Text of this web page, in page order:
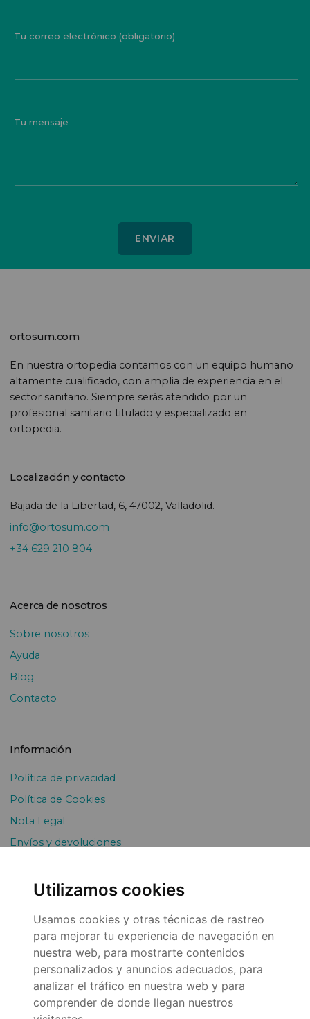
Utilizamos cookies
Usamos cookies y otras técnicas de rastreo
para mejorar tu experiencia de navegación en
nuestra web, para mostrarte contenidos
personalizados y anuncios adecuados, para
analizar el tráfico en nuestra web y para
comprender de donde llegan nuestros
Tu correo electrónico (obligatorio)
Tu mensaje
ortosum.com
En nuestra ortopedia contamos con un equipo humano
altamente cualificado, con amplia de experiencia en el
sector sanitario. Siempre serás atendido por un
profesional sanitario titulado y especializado en
ortopedia.
Localización y contacto
Bajada de la Libertad, 6, 47002, Valladolid.
info@ortosum.com
+34 629 210 804
Acerca de nosotros
Sobre nosotros
Ayuda
Blog
Contacto
Información
Política de privacidad
Política de Cookies
Nota Legal
Envíos y devoluciones
© 2026